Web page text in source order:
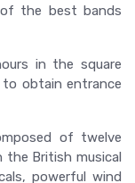
the best bands
in the square
to obtain entrance
of twelve
British musical
powerful wind